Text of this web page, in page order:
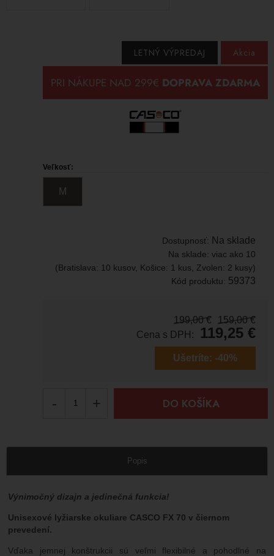
Akcia
LETNÝ VÝPREDAJ
Veľkosť:
M
Dostupnosť: Na sklade
Na sklade: viac ako 10
(Bratislava: 10 kusov, Košice: 1 kus, Zvolen: 2 kusy)
Kód produktu: 59373
199,00 € 159,00 €
Cena s DPH:
119,25 €
Ušetríte: -40%
- + DO KOŠÍKA
Popis
Výnimočný dizajn a jedinečná funkcia!
Unisexové lyžiarske okuliare CASCO FX 70 v čiernom
prevedení.
Vďaka jemnej konštrukcii sú veľmi flexibilné a pohodlné na